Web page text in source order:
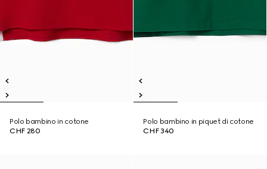
Polo bambino in cotone
CHF 280
Polo bambino in piquet di cotone
CHF 340